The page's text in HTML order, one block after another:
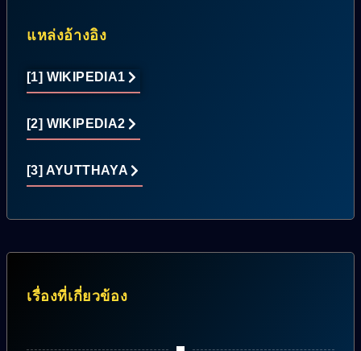
แหล่งอ้างอิง
[1] WIKIPEDIA1
[2] WIKIPEDIA2
[3] AYUTTHAYA
เรื่องที่เกี่ยวข้อง